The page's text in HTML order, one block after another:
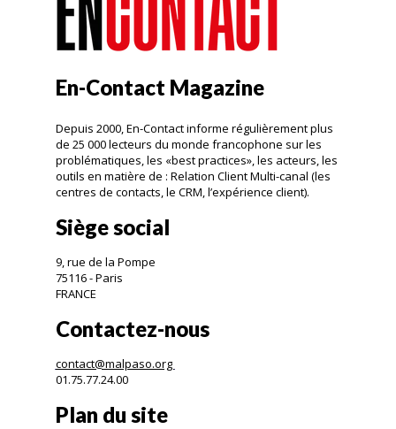
En-Contact Magazine
Depuis 2000, En-Contact informe régulièrement plus
de 25 000 lecteurs du monde francophone sur les
problématiques, les «best practices», les acteurs, les
outils en matière de : Relation Client Multi-canal (les
centres de contacts, le CRM, l’expérience client).
Siège social
9, rue de la Pompe
75116 - Paris
FRANCE
Contactez-nous
contact@malpaso.org
01.75.77.24.00
Plan du site